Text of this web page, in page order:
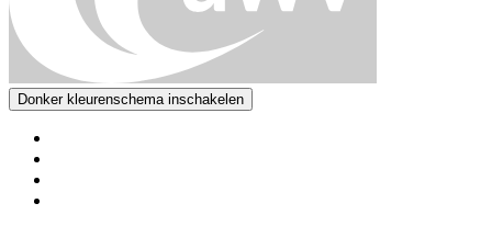
Donker kleurenschema inschakelen